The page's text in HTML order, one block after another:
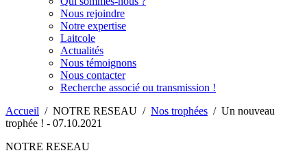
Nous rejoindre
Notre expertise
Laitcole
Actualités
Nous témoignons
Nous contacter
Recherche associé ou transmission !
Accueil / NOTRE RESEAU / Nos trophées / Un nouveau
trophée ! - 07.10.2021
NOTRE RESEAU